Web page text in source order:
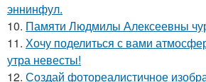
эннинфул.
10. Памяти Людмилы Алексеевны
11. Хочу поделиться с вами
утра невесты!
12. Создай фотореалистичное